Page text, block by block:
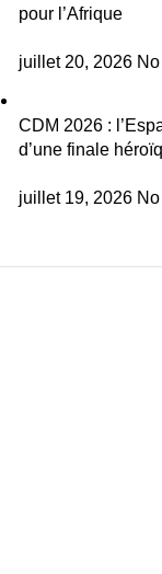
pour l’Afrique
juillet 20, 2026
CDM 2026 :
d’une finale
juillet 19, 2026